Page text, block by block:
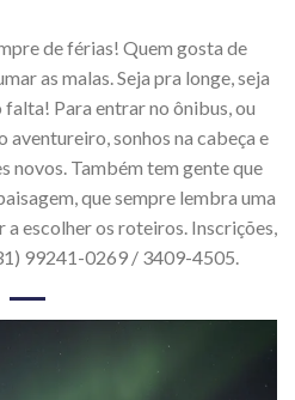
de férias! Quem gosta de
as malas. Seja pra longe, seja
Para entrar no ônibus, ou
sonhos na cabeça e
novos. Também tem gente que
que sempre lembra uma
a escolher os roteiros. Inscrições,
99241-0269 / 3409-4505.